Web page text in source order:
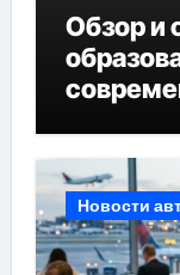
Обзор и
Новости